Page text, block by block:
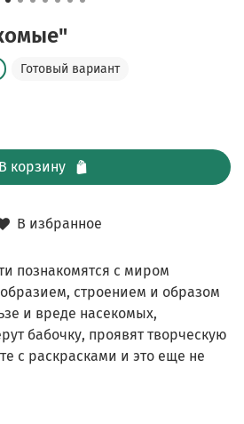
В избранное
Готовый вариант
В корзину
познакомятся с миром
строением и образом
и вреде насекомых,
бабочку, проявят творческую
с раскрасками и это еще не